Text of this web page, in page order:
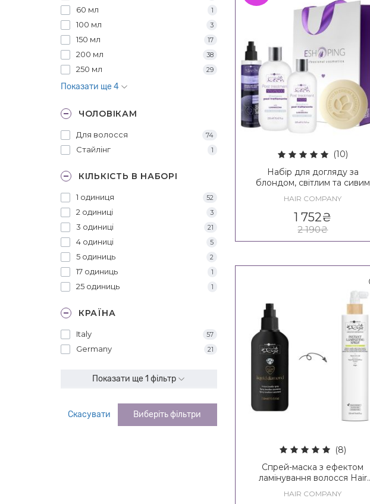
60 мл 1
100 мл 3
150 мл 17
200 мл 38
250 мл 29
Показати ще 4
ЧОЛОВІКАМ
Для волосся 74
Стайлінг 1
КІЛЬКІСТЬ В НАБОРІ
1 одиниця 52
2 одиниці 3
3 одиниці 21
4 одиниці 5
5 одиниць 2
17 одиниць 1
25 одиниць 1
КРАЇНА
Italy 57
Germany 21
Показати ще 1 фільтр
Скасувати Виберіть фільтри
(10)
Набір для догляду за
блондом, світлим та сивим
Inimitable Blonde Post
Treatment Kit
HAIR COMPANY
1 752₴
2 190₴
(8)
Спрей-маска з ефектом
ламінування волосся Hair
Liquid Diamond Instant
HAIR COMPANY